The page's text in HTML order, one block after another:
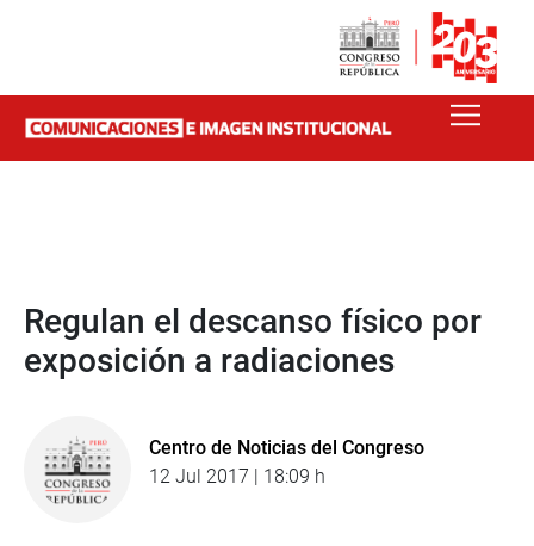
Regulan el descanso físico por
exposición a radiaciones
Centro de Noticias del Congreso
12 Jul 2017 | 18:09 h